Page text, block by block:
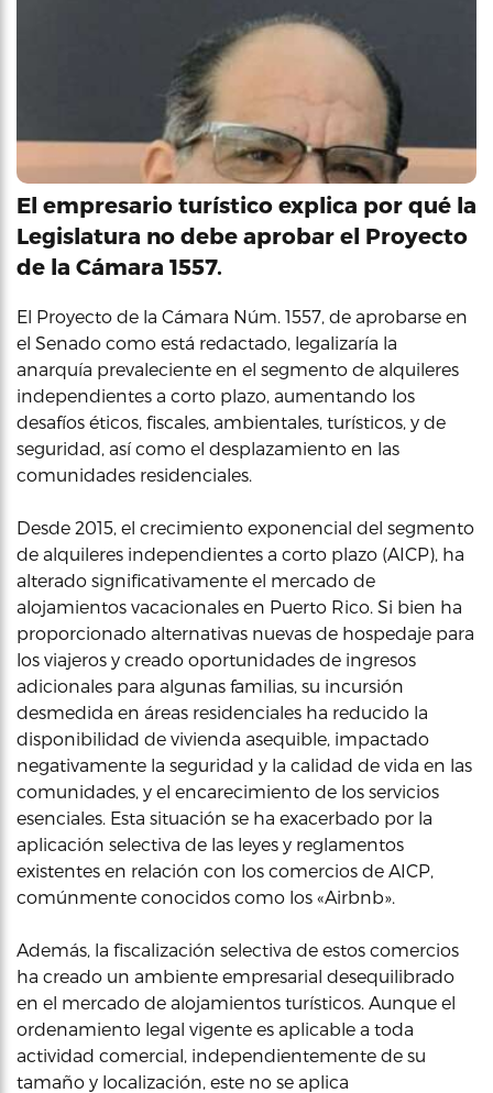
El empresario turístico explica por qué la
Legislatura no debe aprobar el Proyecto
de la Cámara 1557.
El Proyecto de la Cámara Núm. 1557, de aprobarse en
el Senado como está redactado, legalizaría la
anarquía prevaleciente en el segmento de alquileres
independientes a corto plazo, aumentando los
desafíos éticos, fiscales, ambientales, turísticos, y de
seguridad, así como el desplazamiento en las
comunidades residenciales.
Desde 2015, el crecimiento exponencial del segmento
de alquileres independientes a corto plazo (AICP), ha
alterado significativamente el mercado de
alojamientos vacacionales en Puerto Rico. Si bien ha
proporcionado alternativas nuevas de hospedaje para
los viajeros y creado oportunidades de ingresos
adicionales para algunas familias, su incursión
desmedida en áreas residenciales ha reducido la
disponibilidad de vivienda asequible, impactado
negativamente la seguridad y la calidad de vida en las
comunidades, y el encarecimiento de los servicios
esenciales. Esta situación se ha exacerbado por la
aplicación selectiva de las leyes y reglamentos
existentes en relación con los comercios de AICP,
comúnmente conocidos como los «Airbnb».
Además, la fiscalización selectiva de estos comercios
ha creado un ambiente empresarial desequilibrado
en el mercado de alojamientos turísticos. Aunque el
ordenamiento legal vigente es aplicable a toda
actividad comercial, independientemente de su
tamaño y localización, este no se aplica